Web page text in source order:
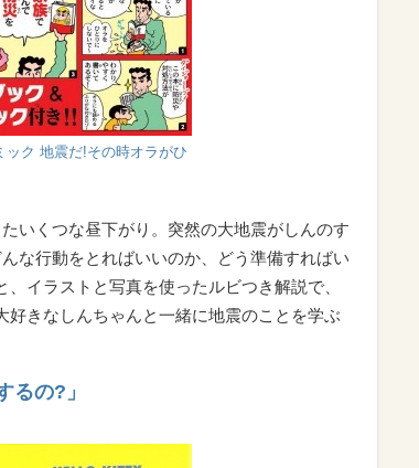
ック 地震だ!その時オラがひ
いくつな昼下がり。突然の大地震がしんのす
な行動をとればいいのか、どう準備すればい
イラストと写真を使ったルビつき解説で、
きなしんちゃんと一緒に地震のことを学ぶ
るの?」